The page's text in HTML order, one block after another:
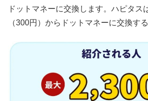
ドットマネーに交換します。ハピタス
（300円）からドットマネーに交換す